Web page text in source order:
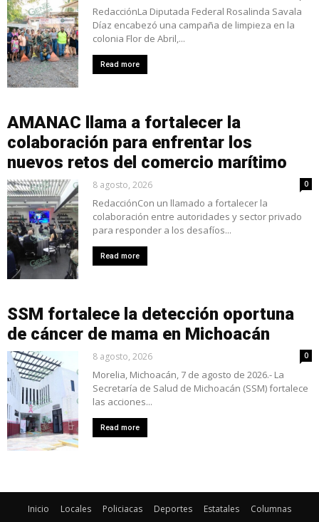
RedacciónLa Diputada Federal Rosalinda Savala
Díaz encabezó una campaña de limpieza en la
colonia Flor de Abril,...
Read more
AMANAC llama a fortalecer la
colaboración para enfrentar los
nuevos retos del comercio marítimo
8 agosto, 2026 0
RedacciónCon un llamado a fortalecer la
colaboración entre autoridades y sector privado
para responder a los desafíos...
Read more
SSM fortalece la detección oportuna
de cáncer de mama en Michoacán
8 agosto, 2026 0
Morelia, Michoacán, 7 de agosto de 2026.- La
Secretaría de Salud de Michoacán (SSM) fortalece
las acciones...
Read more
Inicio Locales Policiacas Deportes Estatales Columnas